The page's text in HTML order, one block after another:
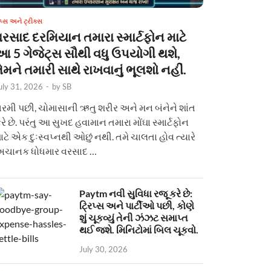
અને ટ્રીક્સ
દરમિયાન તમારા સ્માર્ટફોન માટે
5 ગેજેટ્સ સૌથી વધુ ઉપયોગી થશે,
તમારી સાથે રાખવાનું ભૂલશો નહીં.
31, 2026 - bySB
પછી, ચોમાસાની ઋતુ શરીર અને મન બંનેને શાંત
છે. પરંતુ આ સુખદ હવામાન તમારા મોંઘા સ્માર્ટફોન
એક દુઃસ્વપ્નથી ઓછું નથી. તમે ચાલતા હોવ ત્યારે
ધોધમાર વરસાદ …
Paytm નવી સુવિધા રજૂ કરે છે:
ટ્રિપ્સ અને પાર્ટીઓ પછી, કોણે
શું ચૂકવ્યું તેની ઝંઝટ સમાપ્ત
થઈ જશે. મિનિટોમાં બિલ ચૂકવો.
July 30, 2026